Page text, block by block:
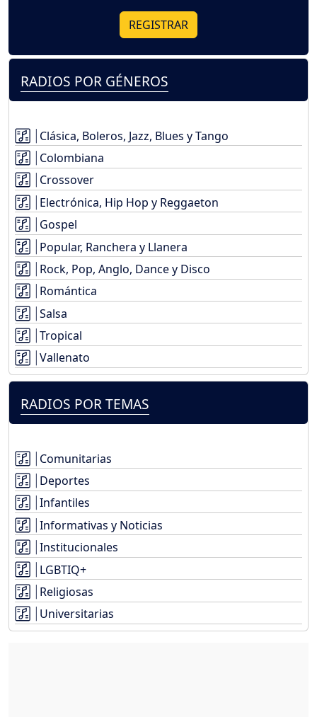
REGISTRAR
RADIOS POR GÉNEROS
Clásica, Boleros, Jazz, Blues y Tango
Colombiana
Crossover
Electrónica, Hip Hop y Reggaeton
Gospel
Popular, Ranchera y Llanera
Rock, Pop, Anglo, Dance y Disco
Romántica
Salsa
Tropical
Vallenato
RADIOS POR TEMAS
Comunitarias
Deportes
Infantiles
Informativas y Noticias
Institucionales
LGBTIQ+
Religiosas
Universitarias